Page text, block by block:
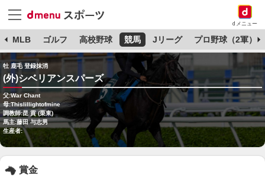
dメニュー
MLB ゴルフ 高校野球 競馬 Jリーグ プロ野球（2軍）
牡 鹿毛 登録抹消
(外)シベリアンスパーズ
父:War Chant
母:Thislillightofmine
調教師:昆 貢 (栗東)
馬主:藤田 与志男
生産者:
賞金